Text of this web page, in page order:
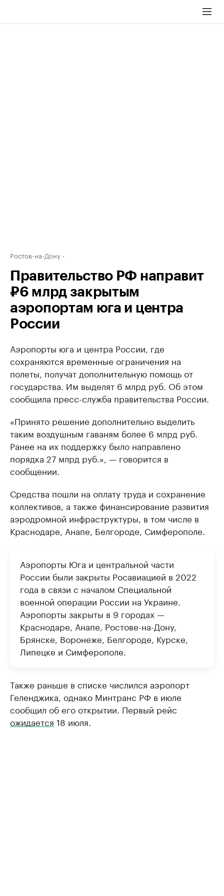
Ростов-на-Дону
Правительство РФ направит
₽6 млрд закрытым
аэропортам юга и центра
России
Аэропорты юга и центра России, где
сохраняются временные ограничения на
полеты, получат дополнительную помощь от
государства. Им выделят 6 млрд руб. Об этом
сообщила пресс-служба правительства России.
«Принято решение дополнительно выделить
таким воздушным гаваням более 6 млрд руб.
Ранее на их поддержку было направлено
порядка 27 млрд руб.», — говорится в
сообщении.
Средства пошли на оплату труда и сохранение
коллективов, а также финансирование развития
аэродромной инфраструктуры, в том числе в
Краснодаре, Анапе, Белгороде, Симферополе.
Аэропорты Юга и центральной части
России были закрыты Росавиацией в 2022
года в связи с началом Специальной
военной операции России на Украине.
Аэропорты закрыты в 9 городах —
Краснодаре, Анапе, Ростове-на-Дону,
Брянске, Воронеже, Белгороде, Курске,
Липецке и Симферополе.
Также раньше в списке числился аэропорт
Геленджика, однако Минтранс РФ в июле
сообщил об его открытии. Первый рейс
ожидается 18 июля.